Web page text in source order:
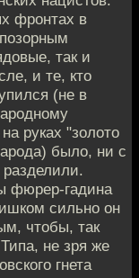
фронтах в
так и
и те, кто
(не в
руках "золото
было, ни с
фюрер-гадина
сильно он
чтобы, так
не зря же
гнета